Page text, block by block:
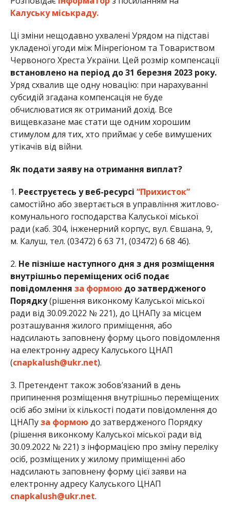
Калуську міськраду.
Ці зміни нещодавно ухвалені Урядом на підставі
укладеної угоди між Мінрегіоном та Товариством
Червоного Хреста України. Цей розмір компенсації
встановлено на період до 31 березня 2023 року.
Уряд схвалив ще одну новацію: при нарахуванні
субсидій згадана компенсація не буде
обчислюватися як отриманий дохід. Все
вищевказане має стати ще одним хорошим
стимулом для тих, хто приймає у себе вимушених
утікачів від війни.
Як подати заяву на отримання виплат?
1. Реєструєтесь у веб-ресурсі “Прихисток”
самостійно або звертається в управління житлово-
комунального господарства Калуської міської
ради (каб. 304, інженерний корпус, вул. Євшана, 9,
м. Калуш, тел. (03472) 6 63 71, (03472) 6 68 46).
2. Не пізніше наступного дня з дня розміщення
внутрішньо переміщених осіб подає
повідомлення за формою до затвердженого
Порядку(рішення виконкому Калуської міської
ради від 30.09.2022 № 221), до ЦНАПу за місцем
розташування жилого приміщення, або
надсилають заповнену форму цього повідомлення
на електронну адресу Калуського ЦНАП
(cnapkalush@ukr.net).
3. Претендент також зобов’язаний в день
припинення розміщення внутрішньо переміщених
осіб або зміни їх кількості подати повідомлення до
ЦНАПуза формою до затвердженого Порядку
(рішення виконкому Калуської міської ради від
30.09.2022 № 221) з інформацією про зміну переліку
осіб, розміщених у жилому приміщенні або
надсилають заповнену форму цієї заяви на
електронну адресу Калуського ЦНАП
cnapkalush@ukr.net.